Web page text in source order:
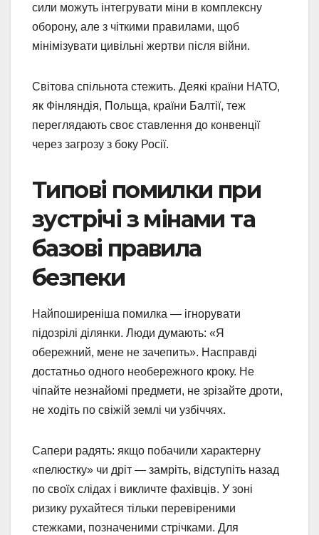
сили можуть інтегрувати міни в комплексну
оборону, але з чіткими правилами, щоб
мінімізувати цивільні жертви після війни.
Світова спільнота стежить. Деякі країни НАТО,
як Фінляндія, Польща, країни Балтії, теж
переглядають своє ставлення до конвенції
через загрозу з боку Росії.
Типові помилки при
зустрічі з мінами та
базові правила
безпеки
Найпоширеніша помилка — ігнорувати
підозрілі ділянки. Люди думають: «Я
обережний, мене не зачепить». Насправді
достатньо одного необережного кроку. Не
чіпайте незнайомі предмети, не зрізайте дроти,
не ходіть по свіжій землі чи узбіччях.
Сапери радять: якщо побачили характерну
«пелюстку» чи дріт — замріть, відступіть назад
по своїх слідах і викличте фахівців. У зоні
ризику рухайтеся тільки перевіреними
стежками, позначеними стрічками. Для